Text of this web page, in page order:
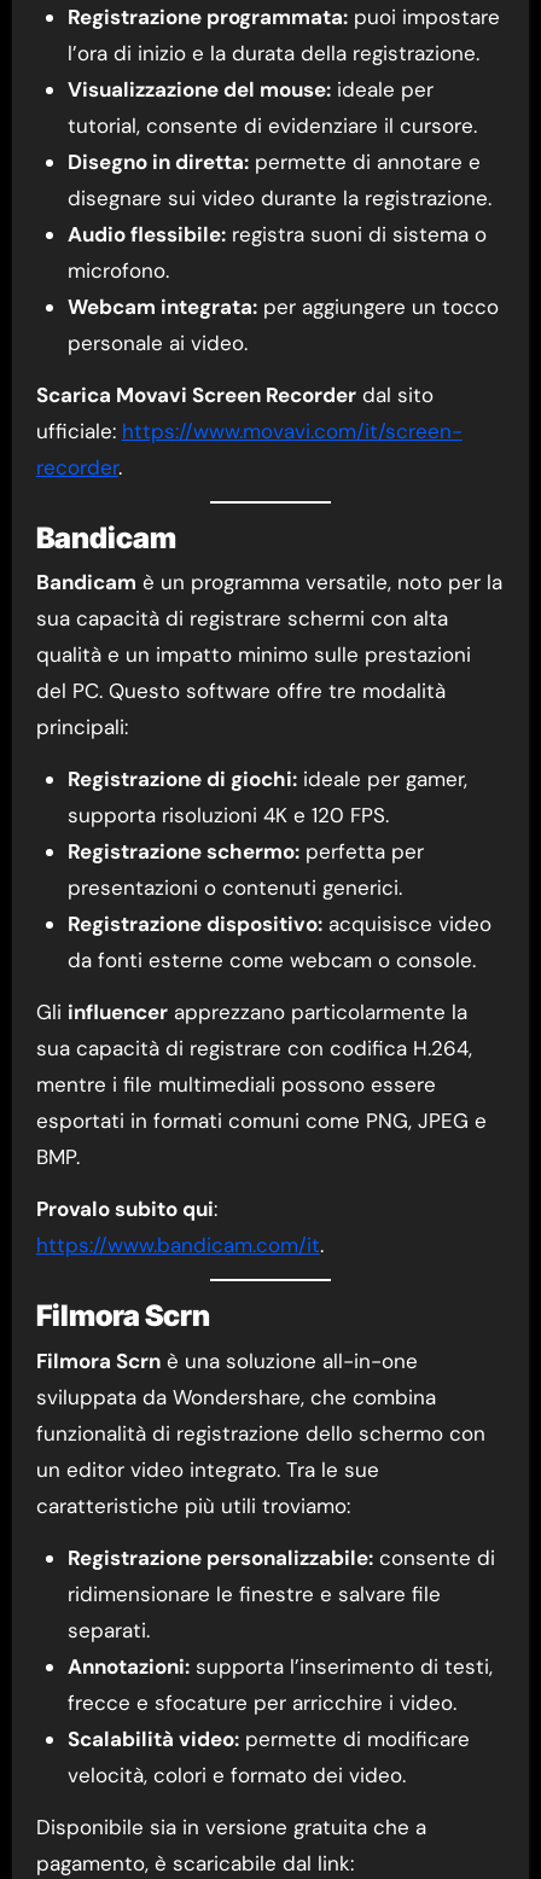
Registrazione programmata:puoi impostare
l’ora di inizio e la durata della registrazione.
Visualizzazione del mouse:ideale per
tutorial, consente di evidenziare il cursore.
Disegno in diretta:permette di annotare e
disegnare sui video durante la registrazione.
Audio flessibile:registra suoni di sistema o
microfono.
Webcam integrata:per aggiungere un tocco
personale ai video.
Scarica Movavi Screen Recorderdal sito
ufficiale: https://www.movavi.com/it/screen-
recorder.
Bandicam
Bandicam è un programma versatile, noto per la
sua capacità di registrare schermi con alta
qualità e un impatto minimo sulle prestazioni
del PC. Questo software offre tre modalità
principali:
Registrazione di giochi:ideale per gamer,
supporta risoluzioni 4K e 120 FPS.
Registrazione schermo:perfetta per
presentazioni o contenuti generici.
Registrazione dispositivo:acquisisce video
da fonti esterne come webcam o console.
Gli influencerapprezzano particolarmente la
sua capacità di registrare con codifica H.264,
mentre i file multimediali possono essere
esportati in formati comuni come PNG, JPEG e
BMP.
Provalo subito qui:
https://www.bandicam.com/it.
Filmora Scrn
Filmora Scrnè una soluzione all-in-one
sviluppata da Wondershare, che combina
funzionalità di registrazione dello schermo con
un editor video integrato. Tra le sue
caratteristiche più utili troviamo:
Registrazione personalizzabile:consente di
ridimensionare le finestre e salvare file
separati.
Annotazioni:supporta l’inserimento di testi,
frecce e sfocature per arricchire i video.
Scalabilità video:permette di modificare
velocità, colori e formato dei video.
Disponibile sia in versione gratuita che a
pagamento, è scaricabile dal link: